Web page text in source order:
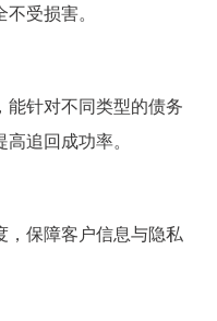
受损害。
针对不同类型的债务
追回成功率。
保障客户信息与隐私